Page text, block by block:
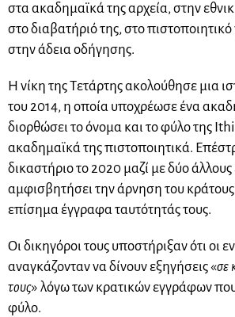
στα ακαδημαϊκά της αρχεία, στην
στο διαβατήριό της, στο
στην άδεια οδήγησης.
Η νίκη της Τετάρτης ακολούθησε μια
του 2014, η οποία υποχρέωσε ένα
διορθώσει το όνομα και το φύλο της
ακαδημαϊκά της πιστοποιητικά.
δικαστήριο το 2020 μαζί με δύο άλλους
αμφισβητήσει την άρνηση του
επίσημα έγγραφα ταυτότητάς τους.
Οι δικηγόροι τους υποστήριξαν ότι οι
αναγκάζονταν να δίνουν εξηγήσεις «σε
τους» λόγω των κρατικών εγγράφων που
φύλο.